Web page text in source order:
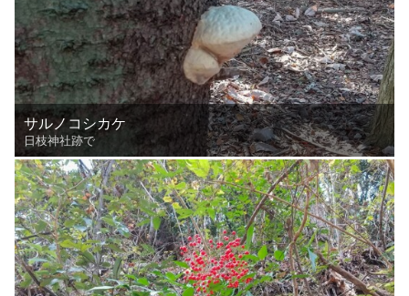
サルノコシカケ
日枝神社跡で